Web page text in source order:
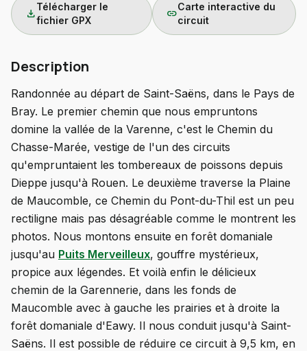
download
Télécharger le
fichier GPX
link
Carte interactive du
circuit
Description
Randonnée au départ de Saint-Saëns, dans le Pays de
Bray. Le premier chemin que nous empruntons
domine la vallée de la Varenne, c'est le Chemin du
Chasse-Marée, vestige de l'un des circuits
qu'empruntaient les tombereaux de poissons depuis
Dieppe jusqu'à Rouen. Le deuxième traverse la Plaine
de Maucomble, ce Chemin du Pont-du-Thil est un peu
rectiligne mais pas désagréable comme le montrent les
photos. Nous montons ensuite en forêt domaniale
jusqu'au Puits Merveilleux, gouffre mystérieux,
propice aux légendes. Et voilà enfin le délicieux
chemin de la Garennerie, dans les fonds de
Maucomble avec à gauche les prairies et à droite la
forêt domaniale d'Eawy. Il nous conduit jusqu'à Saint-
Saëns. Il est possible de réduire ce circuit à 9,5 km, en